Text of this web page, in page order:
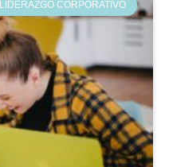
LIDERAZGO CORPORATIVO